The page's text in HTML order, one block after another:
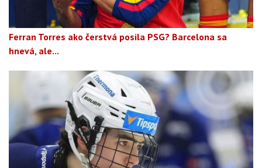
Ferran Torres ako čerstvá posila PSG? Barcelona sa
hnevá, ale...